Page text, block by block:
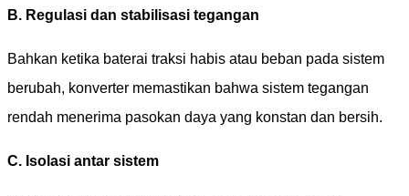
B. Regulasi dan stabilisasi tegangan
Bahkan ketika baterai traksi habis atau beban pada sistem
berubah, konverter memastikan bahwa sistem tegangan
rendah menerima pasokan daya yang konstan dan bersih.
C. Isolasi antar sistem